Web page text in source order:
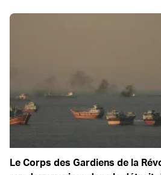
Le Corps des Gardiens de la